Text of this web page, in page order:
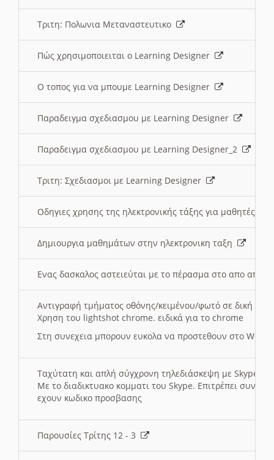
Τριτη: Πολωνια Μεταναστευτικο
Πώς χρησιμοποιειται ο Learning Designer
O τοπος για να μπουμε Learning Designer
Παραδειγμα σχεδιασμου με Learning Designer
Παραδειγμα σχεδιασμου με Learning Designer_2
Τριτη: Σχεδιασμοι με Learning Designer
Οδηγιες χρησης της ηλεκτρονικής τάξης για μαθητές
Δημιουργια μαθημάτων στην ηλεκτρονικη ταξη
Ενας δασκαλος αστειεύται με το πέρασμα στο απο
Αντιγραφή τμήματος οθόνης/κειμένου/φωτό σε δική
Χρηση του lightshot chrome. ειδικά για το chrome
Στη συνεχεια μπορουν ευκολα να προστεθουν στο Word
Ταχύτατη και απλή σύγχρονη τηλεδιάσκεψη με Skype
Με το διαδικτυακο κομματι του Skype. Επιτρέπει
εχουν κωδικο προσβασης
Παρουσίες Τρίτης 12 - 3